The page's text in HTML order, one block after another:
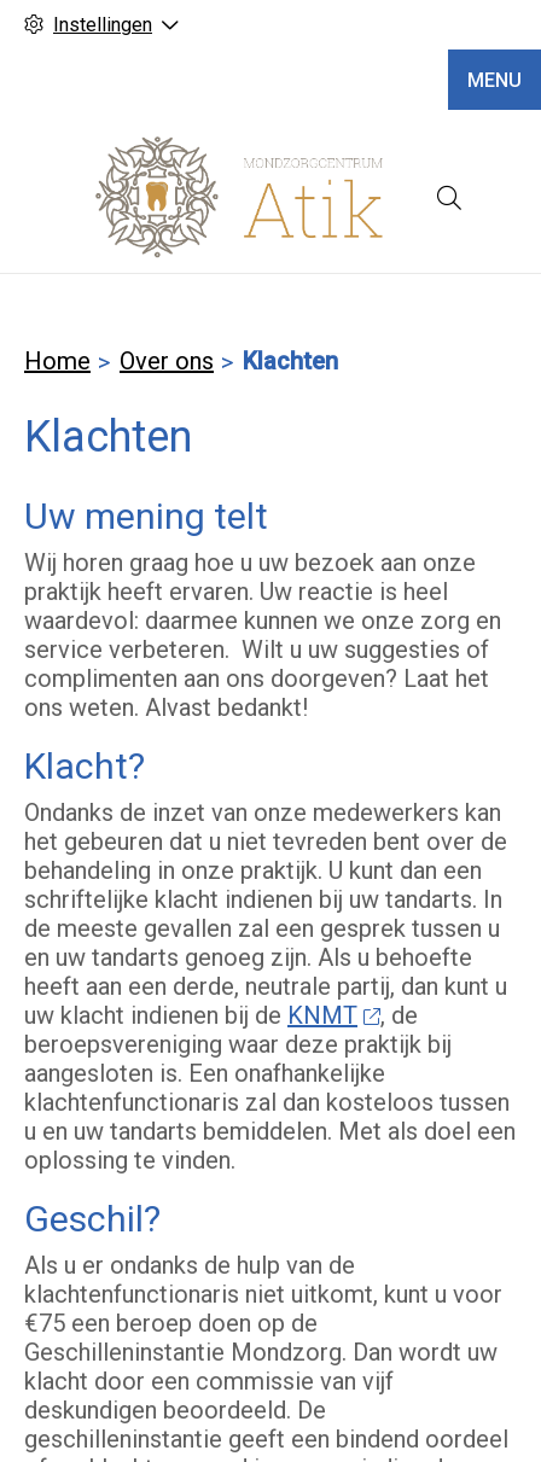
Instellingen
MENU
Home Over ons Klachten
Klachten
Uw mening telt
Wij horen graag hoe u uw bezoek aan onze
praktijk heeft ervaren. Uw reactie is heel
waardevol: daarmee kunnen we onze zorg en
service verbeteren. Wilt u uw suggesties of
complimenten aan ons doorgeven? Laat het
ons weten. Alvast bedankt!
Klacht?
Ondanks de inzet van onze medewerkers kan
het gebeuren dat u niet tevreden bent over de
behandeling in onze praktijk. U kunt dan een
schriftelijke klacht indienen bij uw tandarts. In
de meeste gevallen zal een gesprek tussen u
en uw tandarts genoeg zijn. Als u behoefte
heeft aan een derde, neutrale partij, dan kunt u
uw klacht indienen bij de KNMT
, de
beroepsvereniging waar deze praktijk bij
aangesloten is. Een onafhankelijke
klachtenfunctionaris zal dan kosteloos tussen
u en uw tandarts bemiddelen. Met als doel een
oplossing te vinden.
Geschil?
Als u er ondanks de hulp van de
klachtenfunctionaris niet uitkomt, kunt u voor
€75 een beroep doen op de
Geschilleninstantie Mondzorg. Dan wordt uw
klacht door een commissie van vijf
deskundigen beoordeeld. De
geschilleninstantie geeft een bindend oordeel